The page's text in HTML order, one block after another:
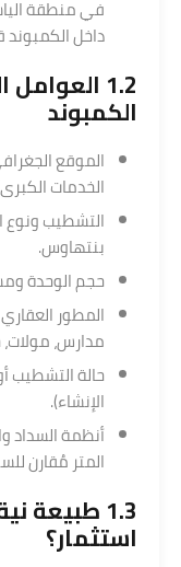
داخل الكمبوند قد
1.2
الكمبوند
الموقع
الخدمات
التشطيب ونوع
بنتهاوس.
حجم الوحدة
المطور
مدارس،
حالة التشطيب
الإنشاء).
أنظمة السداد
المتر مُقارن
1.3 طبيعة نية الشراء – سكن أم
استثمار؟